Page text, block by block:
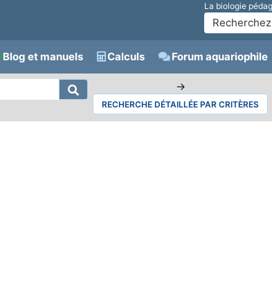
La biologie
Blog et manuels Calculs Forum aquariophile
→
RECHERCHE DÉTAILLÉE PAR CRITÈRES